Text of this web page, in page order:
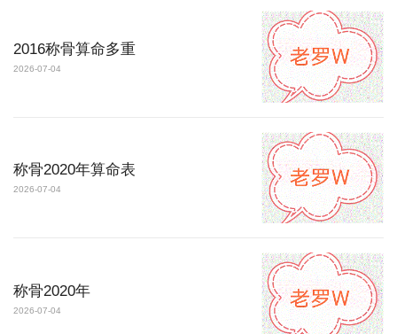
2016称骨算命多重
2026-07-04
称骨2020年算命表
2026-07-04
称骨2020年
2026-07-04